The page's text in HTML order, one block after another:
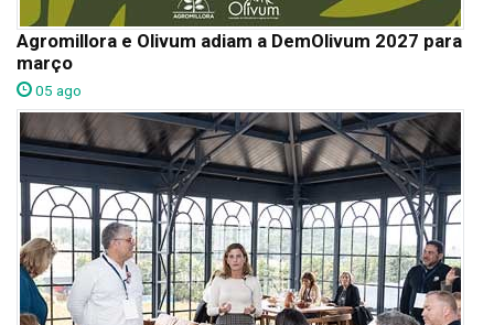
Agromillora e Olivum adiam a DemOlivum 2027 para
março
05 ago